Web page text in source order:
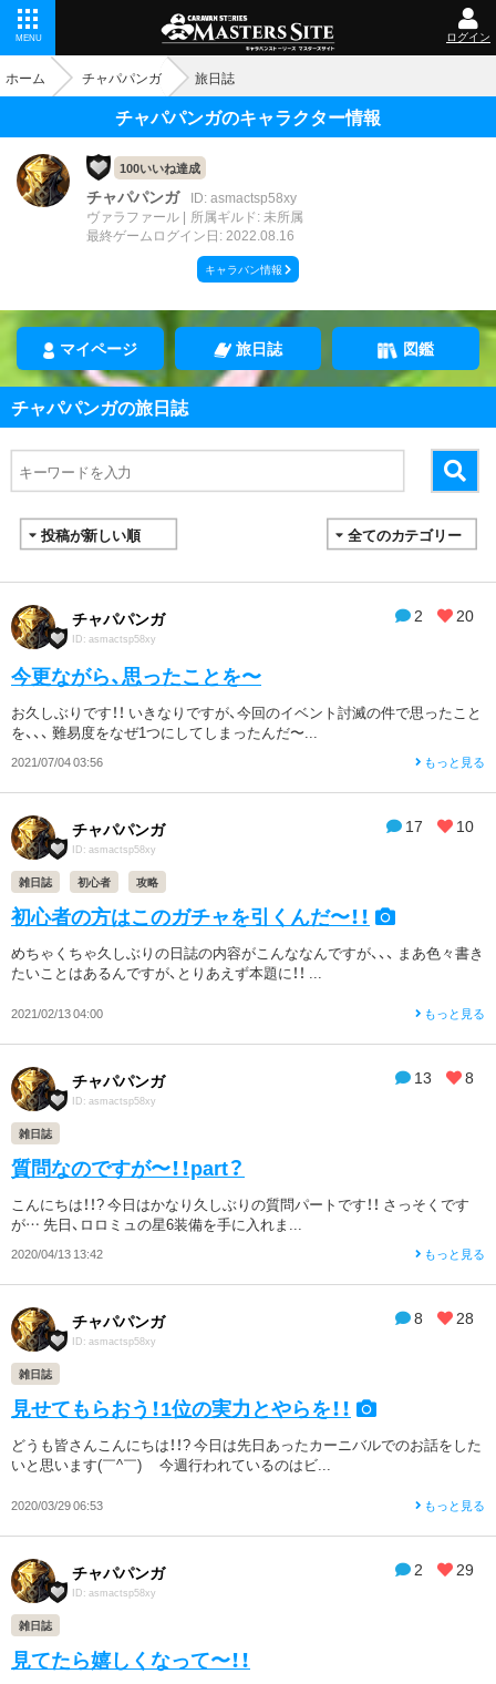
MENU ログイン
ホーム チャパパンガ 旅日誌
チャパパンガのキャラクター情報
100いいね達成
チャパパンガ ID: asmactsp58xy
ヴァラファール
所属ギルド: 未所属
最終ゲームログイン日: 2022.08.16
キャラバン情報
マイページ 旅日誌 図鑑
チャパパンガの旅日誌
2 20
チャパパンガ
ID: asmactsp58xy
今更ながら、思ったことを〜
お久しぶりです！！ いきなりですが、今回のイベント討滅の件で思ったこと
を、、、 難易度をなぜ1つにしてしまったんだ〜...
2021/07/04 03:56 もっと見る
17 10
チャパパンガ
ID: asmactsp58xy
雑日誌 初心者 攻略
初心者の方はこのガチャを引くんだ〜！！
めちゃくちゃ久しぶりの日誌の内容がこんななんですが、、、 まあ色々書き
たいことはあるんですが、とりあえず本題に！！ ...
2021/02/13 04:00 もっと見る
13 8
チャパパンガ
ID: asmactsp58xy
雑日誌
質問なのですが〜！！part？
こんにちは！！? 今日はかなり久しぶりの質問パートです！！ さっそくです
が… 先日、ロロミュの星6装備を手に入れま...
2020/04/13 13:42 もっと見る
8 28
チャパパンガ
ID: asmactsp58xy
雑日誌
見せてもらおう！1位の実力とやらを！！
どうも皆さんこんにちは！！? 今日は先日あったカーニバルでのお話をした
いと思います(￣^￣)ゞ 今週行われているのはビ...
2020/03/29 06:53 もっと見る
2 29
チャパパンガ
ID: asmactsp58xy
雑日誌
見てたら嬉しくなって〜！！